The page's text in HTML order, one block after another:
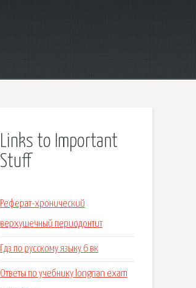
Links to Important
Stuff
Реферат-хронический
верхушечный периодонтит
Гдз по русскому языку 6 вк
Ответы по учебнику longnan exam